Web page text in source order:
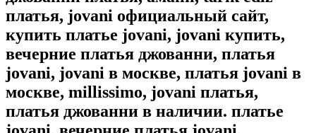
платья, jovani официальный сайт,
купить платье jovani, jovani купить,
вечерние платья джованни, платья
jovani, jovani в москве, платья jovani в
москве, millissimo, jovani платья,
платья джованни в наличии. платье